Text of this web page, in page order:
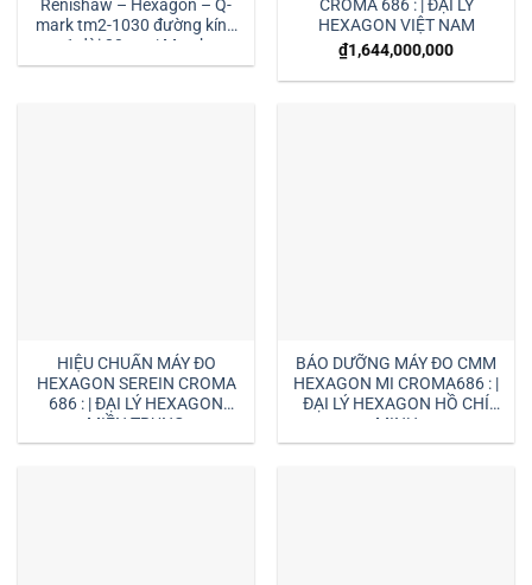
Renishaw – Hexagon – Q-
mark tm2-1030 đường kính
1 dài 30mm:| Mstek
Technology
CROMA 686 : | ĐẠI LÝ
HEXAGON VIỆT NAM
₫1,644,000,000
HIỆU CHUẨN MÁY ĐO
HEXAGON SEREIN CROMA
686 : | ĐẠI LÝ HEXAGON
MIỀN TRUNG
BẢO DƯỠNG MÁY ĐO CMM
HEXAGON MI CROMA686 : |
ĐẠI LÝ HEXAGON HỒ CHÍ
MINH